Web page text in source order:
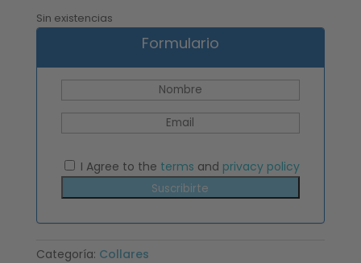
Sin existencias
Formulario
I Agree to the terms and privacy policy
Suscribirte
Categoría: Collares